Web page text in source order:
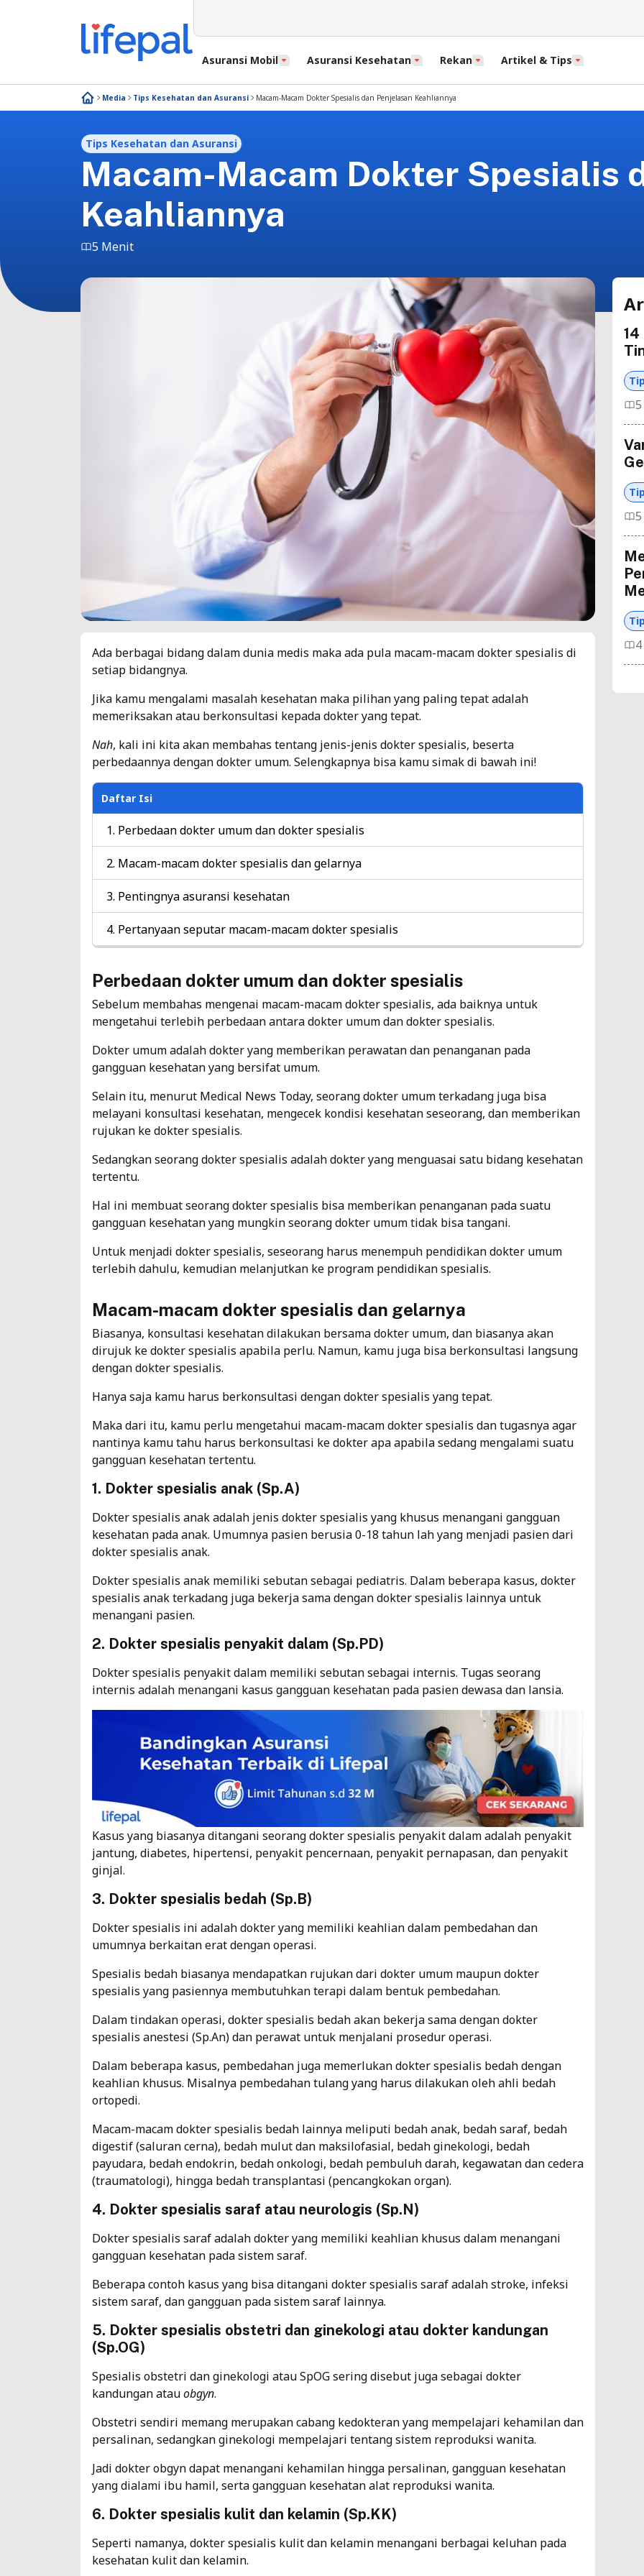
Asuransi Mobil Asuransi Kesehatan Rekan Artikel & Tips
Media Tips Kesehatan dan Asuransi Macam-Macam Dokter Spesialis dan Penjelasan Keahliannya
Tips Kesehatan dan Asuransi
Macam-Macam Dokter Spesialis
Keahliannya
5 Menit
Ada berbagai bidang dalam dunia medis maka ada pula macam-macam dokter spesialis di
setiap bidangnya.
Jika kamu mengalami masalah kesehatan maka pilihan yang paling tepat adalah
memeriksakan atau berkonsultasi kepada dokter yang tepat.
Nah, kali ini kita akan membahas tentang jenis-jenis dokter spesialis, beserta
perbedaannya dengan dokter umum. Selengkapnya bisa kamu simak di bawah ini!
Daftar Isi
Perbedaan dokter umum dan dokter spesialis
Macam-macam dokter spesialis dan gelarnya
Pentingnya asuransi kesehatan
Pertanyaan seputar macam-macam dokter spesialis
Perbedaan dokter umum dan dokter spesialis
Sebelum membahas mengenai macam-macam dokter spesialis, ada baiknya untuk
mengetahui terlebih perbedaan antara dokter umum dan dokter spesialis.
Dokter umum adalah dokter yang memberikan perawatan dan penanganan pada
gangguan kesehatan yang bersifat umum.
Selain itu, menurut Medical News Today, seorang dokter umum terkadang juga bisa
melayani konsultasi kesehatan, mengecek kondisi kesehatan seseorang, dan memberikan
rujukan ke dokter spesialis.
Sedangkan seorang dokter spesialis adalah dokter yang menguasai satu bidang kesehatan
tertentu.
Hal ini membuat seorang dokter spesialis bisa memberikan penanganan pada suatu
gangguan kesehatan yang mungkin seorang dokter umum tidak bisa tangani.
Untuk menjadi dokter spesialis, seseorang harus menempuh pendidikan dokter umum
terlebih dahulu, kemudian melanjutkan ke program pendidikan spesialis.
Macam-macam dokter spesialis dan gelarnya
Biasanya, konsultasi kesehatan dilakukan bersama dokter umum, dan biasanya akan
dirujuk ke dokter spesialis apabila perlu. Namun, kamu juga bisa berkonsultasi langsung
dengan dokter spesialis.
Hanya saja kamu harus berkonsultasi dengan dokter spesialis yang tepat.
Maka dari itu, kamu perlu mengetahui macam-macam dokter spesialis dan tugasnya agar
nantinya kamu tahu harus berkonsultasi ke dokter apa apabila sedang mengalami suatu
gangguan kesehatan tertentu.
1. Dokter spesialis anak (Sp.A)
Dokter spesialis anak adalah jenis dokter spesialis yang khusus menangani gangguan
kesehatan pada anak. Umumnya pasien berusia 0-18 tahun lah yang menjadi pasien dari
dokter spesialis anak.
Dokter spesialis anak memiliki sebutan sebagai pediatris. Dalam beberapa kasus, dokter
spesialis anak terkadang juga bekerja sama dengan dokter spesialis lainnya untuk
menangani pasien.
2. Dokter spesialis penyakit dalam (Sp.PD)
Dokter spesialis penyakit dalam memiliki sebutan sebagai internis. Tugas seorang
internis adalah menangani kasus gangguan kesehatan pada pasien dewasa dan lansia.
Kasus yang biasanya ditangani seorang dokter spesialis penyakit dalam adalah penyakit
jantung, diabetes, hipertensi, penyakit pencernaan, penyakit pernapasan, dan penyakit
ginjal.
3. Dokter spesialis bedah (Sp.B)
Dokter spesialis ini adalah dokter yang memiliki keahlian dalam pembedahan dan
umumnya berkaitan erat dengan operasi.
Spesialis bedah biasanya mendapatkan rujukan dari dokter umum maupun dokter
spesialis yang pasiennya membutuhkan terapi dalam bentuk pembedahan.
Dalam tindakan operasi, dokter spesialis bedah akan bekerja sama dengan dokter
spesialis anestesi (Sp.An) dan perawat untuk menjalani prosedur operasi.
Dalam beberapa kasus, pembedahan juga memerlukan dokter spesialis bedah dengan
keahlian khusus. Misalnya pembedahan tulang yang harus dilakukan oleh ahli bedah
ortopedi.
Macam-macam dokter spesialis bedah lainnya meliputi bedah anak, bedah saraf, bedah
digestif (saluran cerna), bedah mulut dan maksilofasial, bedah ginekologi, bedah
payudara, bedah endokrin, bedah onkologi, bedah pembuluh darah, kegawatan dan cedera
(traumatologi), hingga bedah transplantasi (pencangkokan organ).
4. Dokter spesialis saraf atau neurologis (Sp.N)
Dokter spesialis saraf adalah dokter yang memiliki keahlian khusus dalam menangani
gangguan kesehatan pada sistem saraf.
Beberapa contoh kasus yang bisa ditangani dokter spesialis saraf adalah stroke, infeksi
sistem saraf, dan gangguan pada sistem saraf lainnya.
5. Dokter spesialis obstetri dan ginekologi atau dokter kandungan
(Sp.OG)
Spesialis obstetri dan ginekologi atau SpOG sering disebut juga sebagai dokter
kandungan atauobgyn.
Obstetri sendiri memang merupakan cabang kedokteran yang mempelajari kehamilan dan
persalinan, sedangkan ginekologi mempelajari tentang sistem reproduksi wanita.
Jadi dokter obgyn dapat menangani kehamilan hingga persalinan, gangguan kesehatan
yang dialami ibu hamil, serta gangguan kesehatan alat reproduksi wanita.
6. Dokter spesialis kulit dan kelamin (Sp.KK)
Seperti namanya, dokter spesialis kulit dan kelamin menangani berbagai keluhan pada
kesehatan kulit dan kelamin.
14